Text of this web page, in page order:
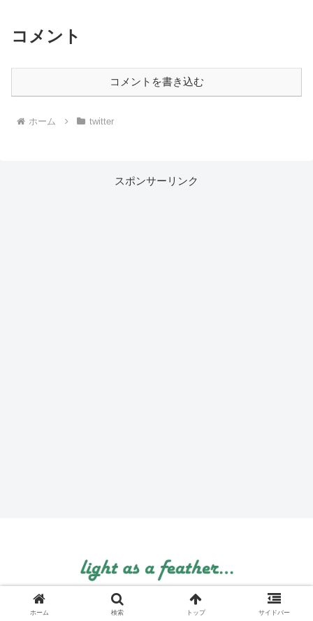
コメント
コメントを書き込む
ホーム twitter
スポンサーリンク
© 1999 light as a feather....
ホーム 検索 トップ サイドバー